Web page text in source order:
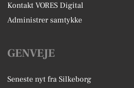
Kontakt VORES Digital
Administrer samtykke
GENVEJE
Seneste nyt fra Silkeborg